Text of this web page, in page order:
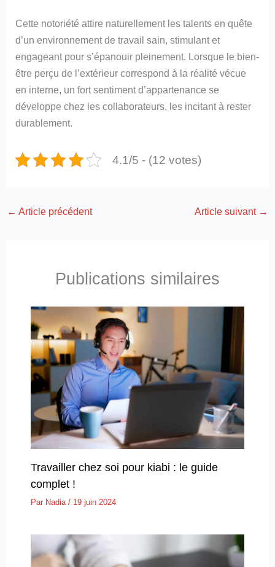
Cette notoriété attire naturellement les talents en quête
d’un environnement de travail sain, stimulant et
engageant pour s’épanouir pleinement. Lorsque le bien-
être perçu de l’extérieur correspond à la réalité vécue
en interne, un fort sentiment d’appartenance se
développe chez les collaborateurs, les incitant à rester
durablement.
4.1/5 - (12 votes)
← Article précédent Article suivant →
Publications similaires
Travailler chez soi pour kiabi : le guide
complet !
Par Nadia / 19 juin 2024